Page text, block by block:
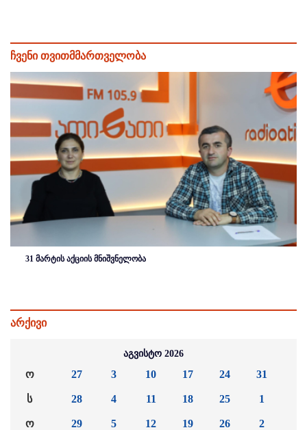
ჩვენი თვითმმართველობა
31 მარტის აქციის მნიშვნელობა
არქივი
აგვისტო 2026
ო
ს
ო
27
28
29
3
4
5
10
11
12
17
18
19
24
25
26
31
1
2